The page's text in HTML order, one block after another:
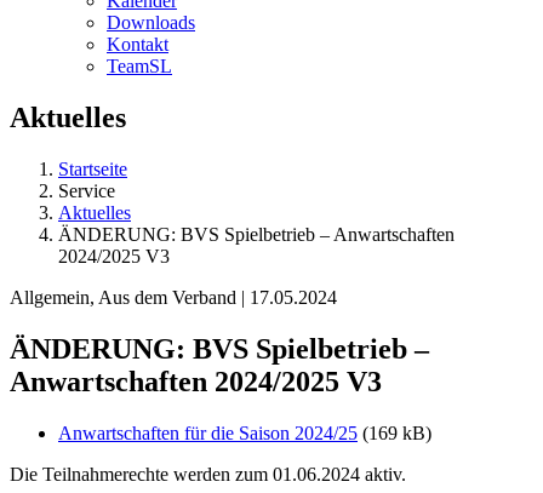
Downloads
Kontakt
TeamSL
Aktuelles
Startseite
Service
Aktuelles
ÄNDERUNG: BVS Spielbetrieb – Anwartschaften
2024/2025 V3
Allgemein, Aus dem Verband | 17.05.2024
ÄNDERUNG: BVS Spielbetrieb –
Anwartschaften 2024/2025 V3
Anwartschaften für die Saison 2024/25 (169 kB)
Die Teilnahmerechte werden zum 01.06.2024 aktiv.